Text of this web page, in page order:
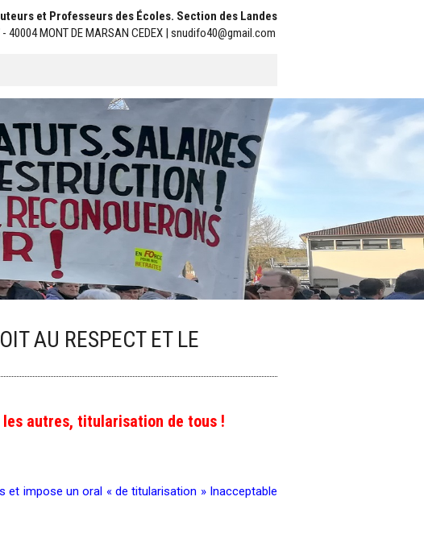
et Professeurs des Écoles. Section des Landes
40004 MONT DE MARSAN CEDEX | snudifo40@gmail.com
AU RESPECT ET LE
autres, titularisation de tous !
et impose un oral « de titularisation » Inacceptable